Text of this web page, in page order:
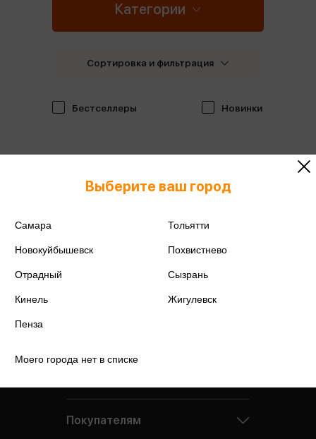
Категории
Бестселлеры Новинки
Сортировка и фильтрация
Выберите ваш город
Самара Тольятти
Новокуйбышевск Похвистнево
Отрадный Сызрань
Кинель Жигулевск
Пенза
Моего города нет в списке
Покупателям